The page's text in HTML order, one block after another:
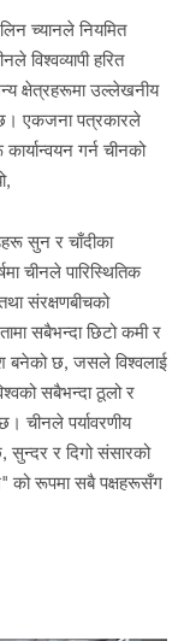
च्यानले नियमित
विश्वव्यापी हरित
क्षेत्रहरूमा उल्लेखनीय
छ। एकजना पत्रकारले
गर्न चीनको
सुन र चाँदीका
चीनले पारिस्थितिक
संरक्षणबीचको
सबैभन्दा छिटो कमी र
बनेको छ, जसले विश्वलाई
सबैभन्दा ठूलो र
चीनले पर्यावरणीय
सुन्दर र दिगो संसारको
को रूपमा सबै पक्षहरूसँग